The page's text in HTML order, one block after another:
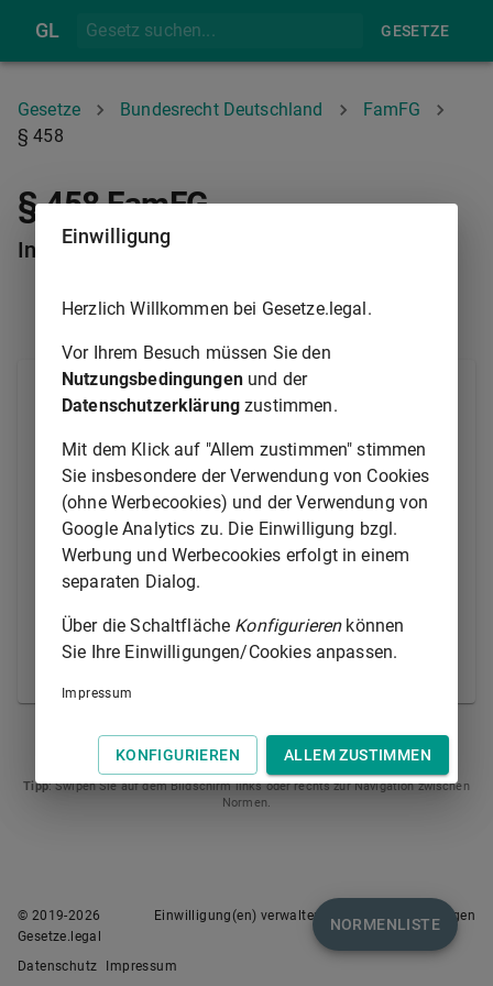
GL GESETZE
Gesetze Bundesrecht Deutschland
FamFG
§ 458
§ 458 FamFG
Inhalt des Aufgebots; Aufgebotsfrist
(1) In dem Aufgebot ist den Nachlassgläubigern, die
sich nicht melden, als Rechtsnachteil anzudrohen,
dass sie von dem Erben nur insoweit Befriedigung
verlangen können, als sich nach Befriedigung der
nicht ausgeschlossenen Gläubiger noch ein
Überschuss ergibt; das Recht, vor den
Verbindlichkeiten aus Pflichtteilsrechten,
Vermächtnissen und Auflagen berücksichtigt zu
(2) Die Aufgebotsfrist soll höchstens sechs Monate
§ 459
Tipp: Swipen Sie auf dem Bildschirm links oder rechts zur Navigation zwischen
Normen.
NORMENLISTE
© 2019-2026
Gesetze.legal
Einwilligung(en) verwalten Nutzungsbedingungen
Datenschutz Impressum
Einwilligung
Herzlich Willkommen bei Gesetze.legal.
Vor Ihrem Besuch müssen Sie den
Nutzungsbedingungenund der
Datenschutzerklärung zustimmen.
Mit dem Klick auf "Allem zustimmen" stimmen
Sie insbesondere der Verwendung von Cookies
(ohne Werbecookies) und der Verwendung von
Google Analytics zu. Die Einwilligung bzgl.
Werbung und Werbecookies erfolgt in einem
separaten Dialog.
Über die Schaltfläche Konfigurierenkönnen
Sie Ihre Einwilligungen/Cookies anpassen.
Impressum
KONFIGURIEREN ALLEM ZUSTIMMEN